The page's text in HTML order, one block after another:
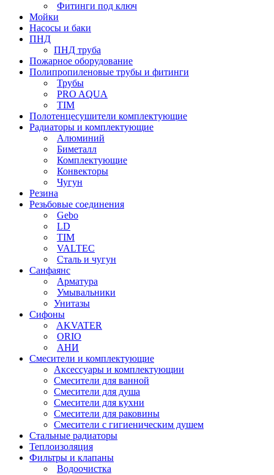
Фитинги под ключ
Мойки
Насосы и баки
ПНД
ПНД труба
Пожарное оборудование
Полипропиленовые трубы и фитинги
Трубы
PRO AQUA
TIM
Полотенцесушители комплектующие
Радиаторы и комплектующие
Алюминий
Биметалл
Комплектующие
Конвекторы
Чугун
Резина
Резьбовые соединения
Gebo
LD
TIM
VALTEC
Сталь и чугун
Санфаянс
Арматура
Умывальники
Унитазы
Сифоны
AKVATER
ORIO
АНИ
Смесители и комплектующие
Аксессуары и комплектующии
Смесители для ванной
Смесители для душа
Смесители для кухни
Смесители для раковины
Смесители с гигиеническим душем
Стальные радиаторы
Теплоизоляция
Фильтры и клапаны
Водоочистка